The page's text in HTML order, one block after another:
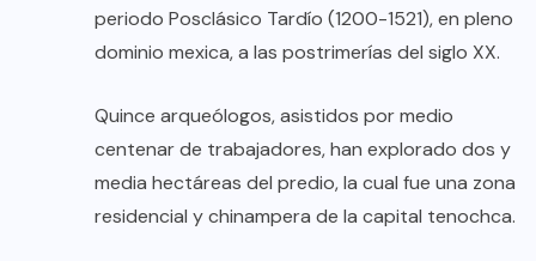
periodo Posclásico Tardío (1200-1521), en pleno
dominio mexica, a las postrimerías del siglo XX.
Quince arqueólogos, asistidos por medio
centenar de trabajadores, han explorado dos y
media hectáreas del predio, la cual fue una zona
residencial y chinampera de la capital tenochca.